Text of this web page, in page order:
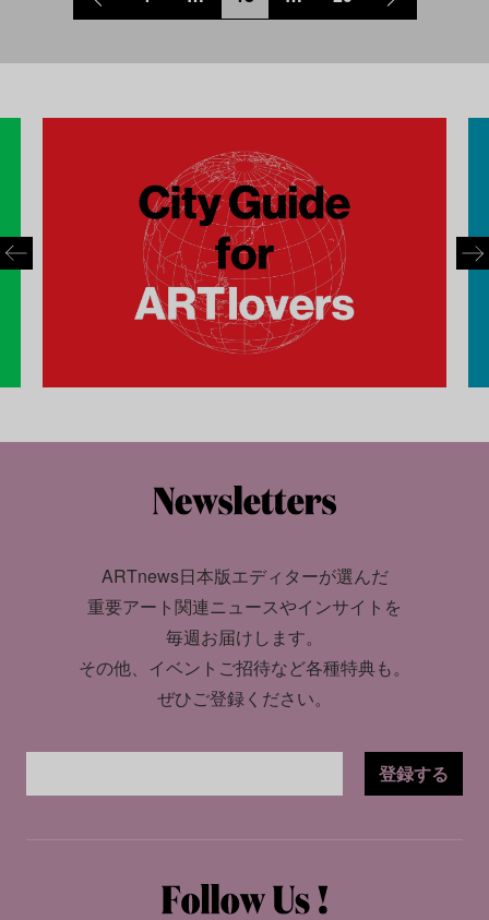
ARTnews日本版エディターが選んだ
重要アート関連ニュースやインサイトを
毎週お届けします。
その他、イベントご招待など各種特典も。
ぜひご登録ください。
登録する